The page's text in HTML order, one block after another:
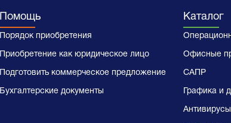
Помощь
Порядок приобретения
Приобретение как юридическое лицо
Подготовить коммерческое предложение
Бухгалтерские документы
Каталог
Офисные
САПР
Графика и
Антивирусы